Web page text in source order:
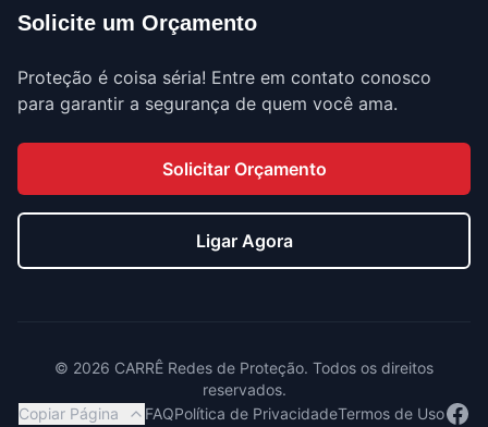
Solicite um Orçamento
Proteção é coisa séria! Entre em contato conosco
para garantir a segurança de quem você ama.
Solicitar Orçamento
Ligar Agora
© 2026 CARRÊ Redes de Proteção. Todos os direitos
reservados.
Copiar Página
FAQPolítica de PrivacidadeTermos de Uso